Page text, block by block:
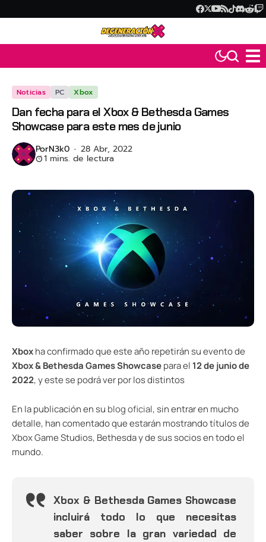
Noticias PC Xbox
Dan fecha para el Xbox & Bethesda Games
Showcase para este mes de junio
PorN3k0 28 Abr, 2022
1 mins. de lectura
Xboxha confirmado que este año repetirán su evento de
Xbox & Bethesda Games Showcasepara el 12 de junio de
2022, y este se podrá ver por los distintos
En la publicación en su blog oficial, sin entrar en mucho
detalle, han comentado que estarán mostrando títulos de
Xbox Game Studios, Bethesda y de sus socios en todo el
mundo.
Xbox & Bethesda Games Showcase
incluirá todo lo que necesitas
saber sobre la gran variedad de